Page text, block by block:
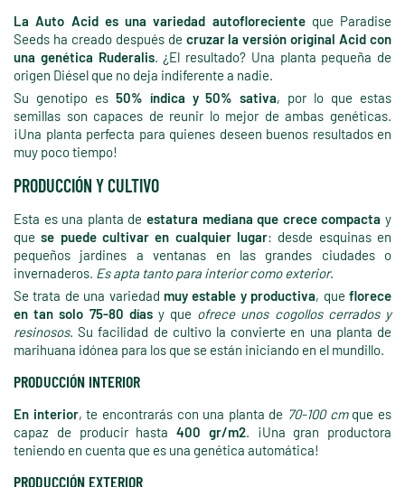
La Auto Acid es una variedad autoflorecienteque Paradise
Seeds ha creado después de cruzar la versión original Acid con
una genética Ruderalis. ¿El resultado? Una planta pequeña de
origen Diésel que no deja indiferente a nadie.
Su genotipo es 50% índica y 50% sativa, por lo que estas
semillas son capaces de reunir lo mejor de ambas genéticas.
¡Una planta perfecta para quienes deseen buenos resultados en
muy poco tiempo!
PRODUCCIÓN Y CULTIVO
Esta es una planta de estatura mediana que crece compacta y
quese puede cultivar en cualquier lugar: desde esquinas en
pequeños jardines a ventanas en las grandes ciudades o
invernaderos. Es apta tanto para interior como exterior.
Se trata de una variedad muy estable y productiva, queflorece
en tan solo 75-80 díasy que ofrece unos cogollos cerrados y
resinosos. Su facilidad de cultivo la convierte en una planta de
marihuana idónea para los que se están iniciando en el mundillo.
PRODUCCIÓN INTERIOR
En interior, te encontrarás con una planta de 70-100 cmque es
capaz de producir hasta 400 gr/m2. ¡Una gran productora
teniendo en cuenta que es una genética automática!
PRODUCCIÓN EXTERIOR